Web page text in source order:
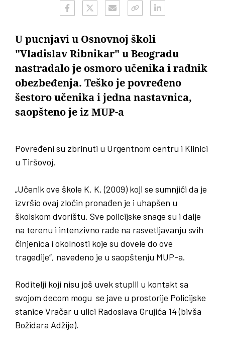
U pucnjavi u Osnovnoj školi
"Vladislav Ribnikar" u Beogradu
nastradalo je osmoro učenika i radnik
obezbeđenja. Teško je povređeno
šestoro učenika i jedna nastavnica,
saopšteno je iz MUP-a
Povređeni su zbrinuti u Urgentnom centru i Klinici
u Tiršovoj.
„Učenik ove škole K. K. (2009) koji se sumnjiči da je
izvršio ovaj zločin pronađen je i uhapšen u
školskom dvorištu. Sve policijske snage su i dalje
na terenu i intenzivno rade na rasvetljavanju svih
činjenica i okolnosti koje su dovele do ove
tragedije“, navedeno je u saopštenju MUP-a.
Roditelji koji nisu još uvek stupili u kontakt sa
svojom decom mogu se jave u prostorije Policijske
stanice Vračar u ulici Radoslava Grujića 14 (bivša
Božidara Adžije).